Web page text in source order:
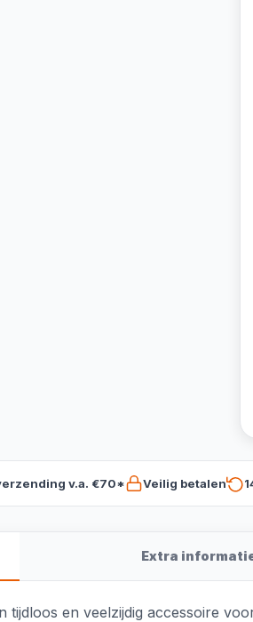
v.a. €70* Veilig betalen
Extra
tijdloos en veelzijdig accessoire